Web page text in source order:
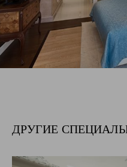
ДРУГИЕ